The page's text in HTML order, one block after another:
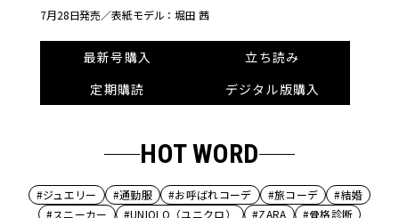
7月28日発売／表紙モデル：堀田 茜
最新号購入
立ち読み
定期購読
デジタル版購入
HOT WORD
#ジュエリー #通勤服 #お呼ばれコーデ #旅コーデ
#結婚
#スニーカー
#UNIQLO（ユニクロ） #ZARA #骨格診断